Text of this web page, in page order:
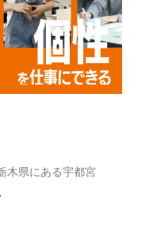
木県にある宇都宮